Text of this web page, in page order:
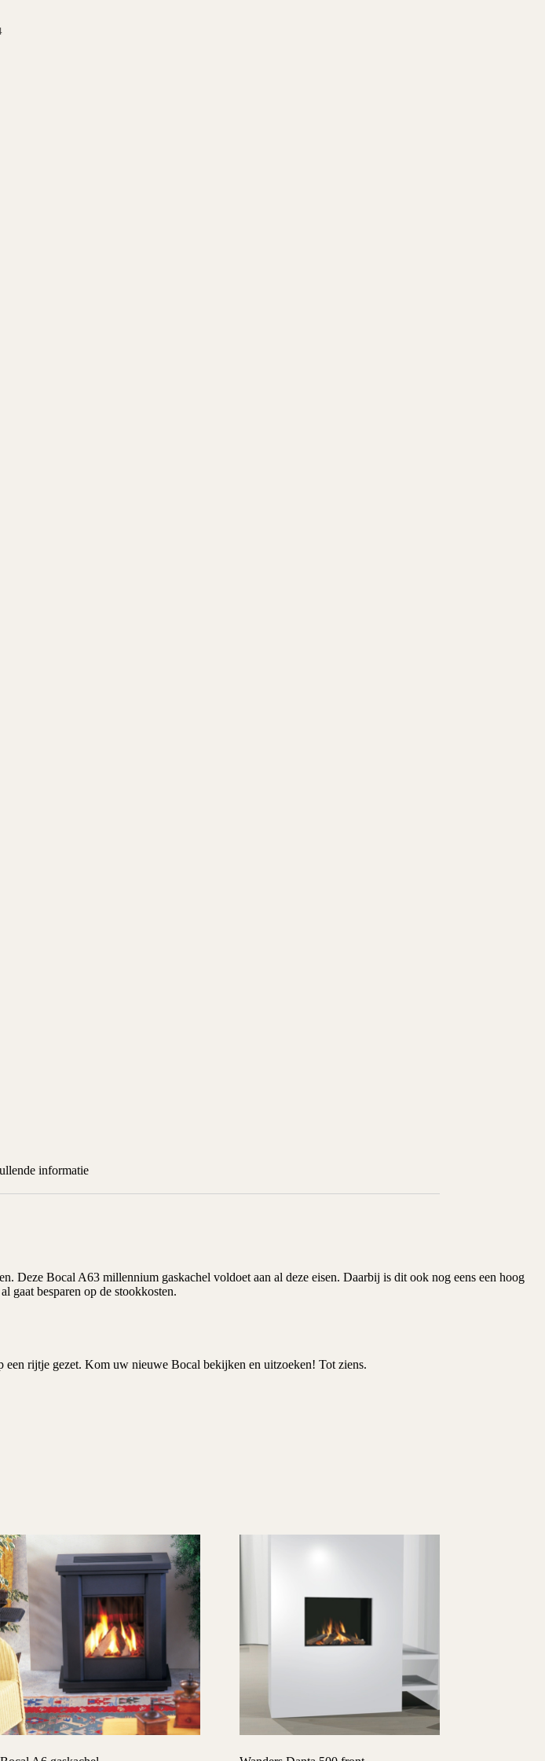
informatie
Deze Bocal A63 millennium gaskachel voldoet aan al deze eisen. Daarbij is dit ook nog eens een hoog
gaat besparen op de stookkosten.
rijtje gezet. Kom uw nieuwe Bocal bekijken en uitzoeken! Tot ziens.